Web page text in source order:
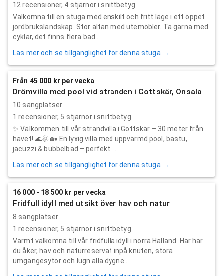
12 recensioner, 4 stjärnor i snittbetyg
Välkomna till en stuga med enskilt och fritt läge i ett öppet
jordbrukslandskap. Stor altan med utemöbler. Ta gärna med
cyklar, det finns flera bad...
Läs mer och se tillgänglighet för denna stuga →
Från 45 000 kr per vecka
Drömvilla med pool vid stranden i Gottskär, Onsala
10 sängplatser
1 recensioner, 5 stjärnor i snittbetyg
✨ Välkommen till vår strandvilla i Gottskär – 30 meter från
havet! 🌊🌞 🏡 En lyxig villa med uppvärmd pool, bastu,
jacuzzi & bubbelbad – perfekt ...
Läs mer och se tillgänglighet för denna stuga →
16 000 - 18 500 kr per vecka
Fridfull idyll med utsikt över hav och natur
8 sängplatser
1 recensioner, 5 stjärnor i snittbetyg
Varmt välkomna till vår fridfulla idyll i norra Halland. Här har
du åker, hav och naturreservat inpå knuten, stora
umgängesytor och lugn alla dygne...